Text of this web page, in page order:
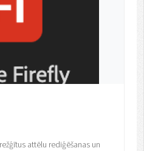
attēlu rediģēšanas un